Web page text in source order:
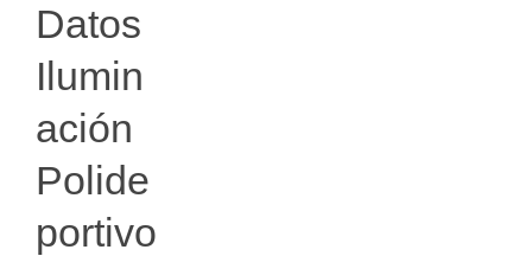
Datos
Ilumin
ación
Polide
portivo